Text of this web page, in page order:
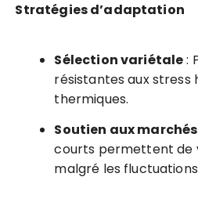
Stratégies d’adaptation
Sélection variétale:
résistantes aux stress
thermiques.
Soutien aux
courts permettent de
malgré les